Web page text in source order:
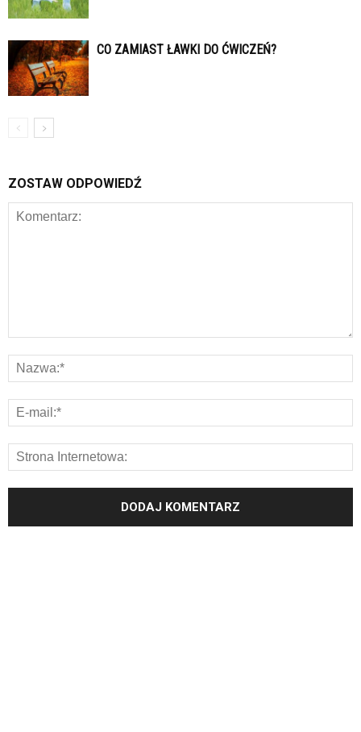
CO ZAMIAST ŁAWKI DO ĆWICZEŃ?
ZOSTAW ODPOWIEDŹ